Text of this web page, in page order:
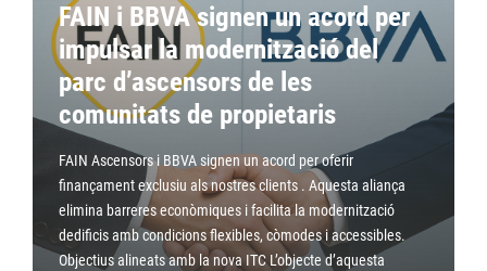
FAIN i BBVA signen un acord per
impulsar la modernització del
parc d’ascensors de les
comunitats de propietaris
FAIN Ascensors i BBVA signen un acord per oferir
finançament exclusiu als nostres clients . Aquesta aliança
elimina barreres econòmiques i facilita la modernització
dedificis amb condicions flexibles, còmodes i accessibles.
Objectius alineats amb la nova ITC L’objecte d’aquesta